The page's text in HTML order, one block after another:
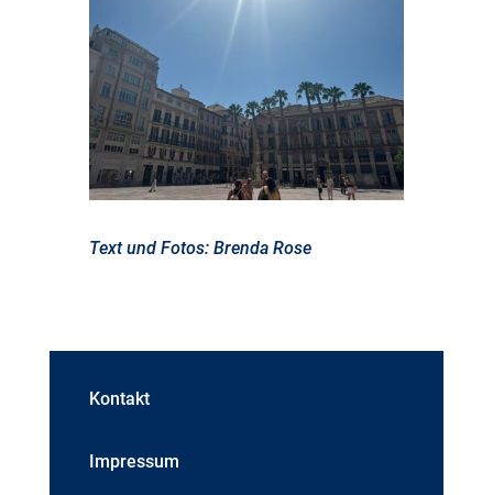
Text und Fotos: Brenda Rose
Kontakt
Impressum